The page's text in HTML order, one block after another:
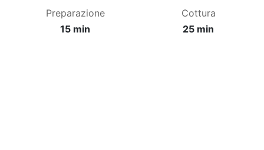
Preparazione
15 min
Cottura
25 min